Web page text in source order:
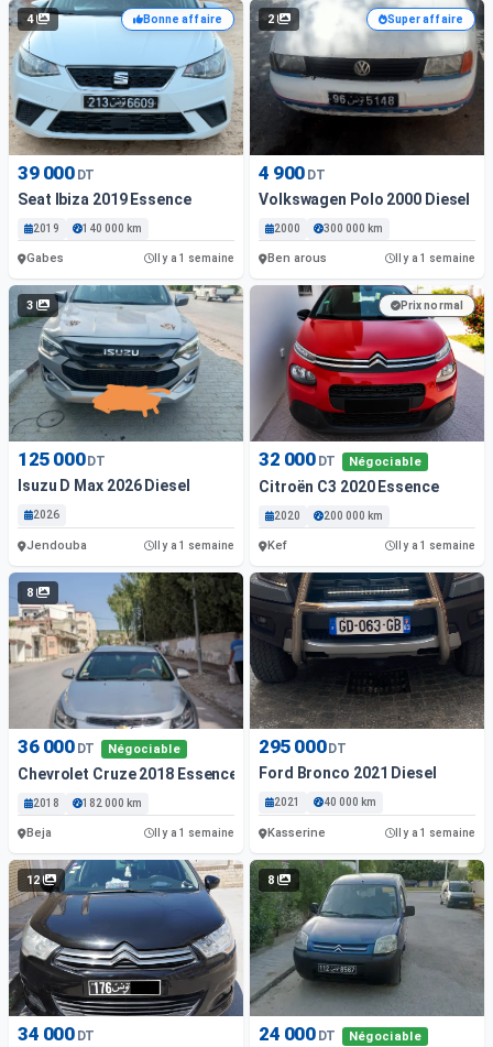
4 Bonne affaire
39 000 DT
Seat Ibiza 2019 Essence
2019 140 000 km
Gabes Il y a 1 semaine
2 Super affaire
4 900 DT
Volkswagen Polo 2000 Diesel
2000 300 000 km
Ben arous Il y a 1 semaine
3
125 000DT
Isuzu D Max 2026 Diesel
2026
Jendouba Il y a 1 semaine
Prix normal
32 000 DT Négociable
Citroën C3 2020 Essence
2020 200 000 km
Kef Il y a 1 semaine
8
36 000 DT Négociable
Chevrolet Cruze 2018 Essence
2018 182 000 km
Beja Il y a 1 semaine
295 000DT
Ford Bronco 2021 Diesel
2021 40 000 km
Kasserine Il y a 1 semaine
12
34 000 DT
8
24 000 DT Négociable